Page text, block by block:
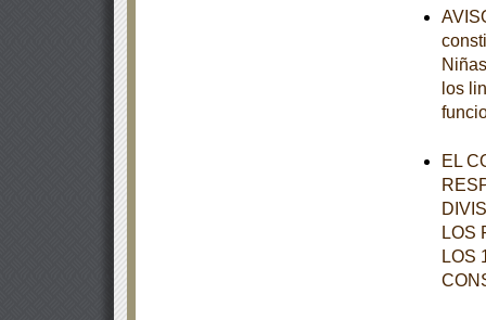
los
EL
LOS
LOS